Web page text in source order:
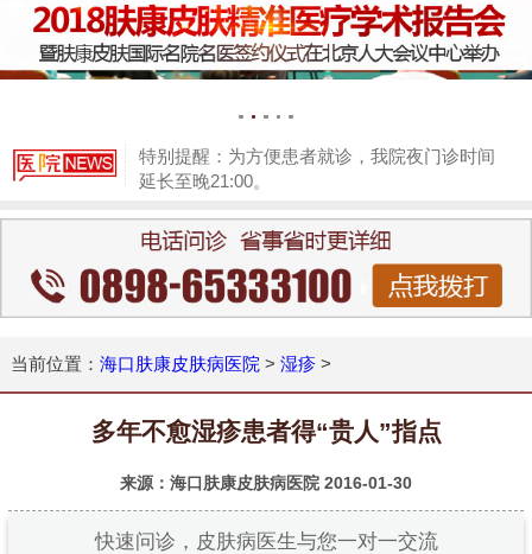
特别提醒：为方便患者就诊，我院夜门诊时间
延长至晚21:00。
当前位置： 海口肤康皮肤病医院 > 湿疹>
多年不愈湿疹患者得“贵人”指点
来源：海口肤康皮肤病医院 2016-01-30
快速问诊，皮肤病医生与您一对一交流